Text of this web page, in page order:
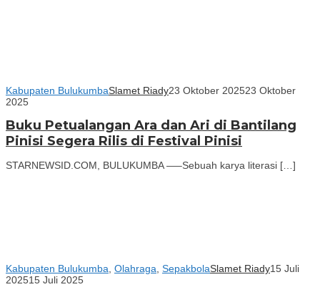
Kabupaten BulukumbaSlamet Riady23 Oktober 202523 Oktober
2025
Buku Petualangan Ara dan Ari di Bantilang
Pinisi Segera Rilis di Festival Pinisi
STARNEWSID.COM, BULUKUMBA —–Sebuah karya literasi […]
Kabupaten Bulukumba, Olahraga, SepakbolaSlamet Riady15 Juli
202515 Juli 2025